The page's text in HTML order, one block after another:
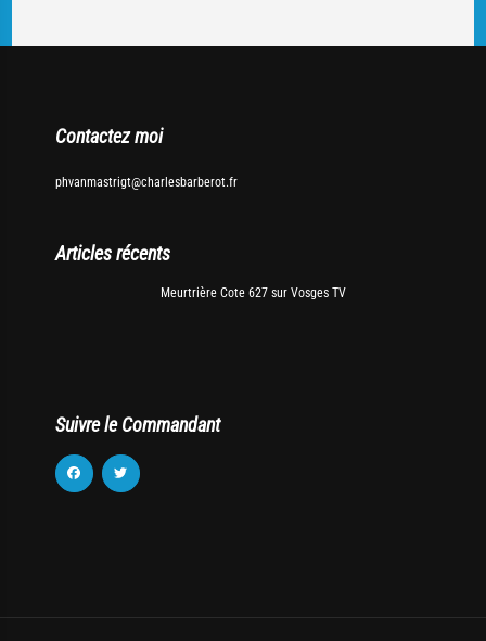
Contactez moi
phvanmastrigt@charlesbarberot.fr
Articles récents
Meurtrière Cote 627 sur Vosges TV
Suivre le Commandant